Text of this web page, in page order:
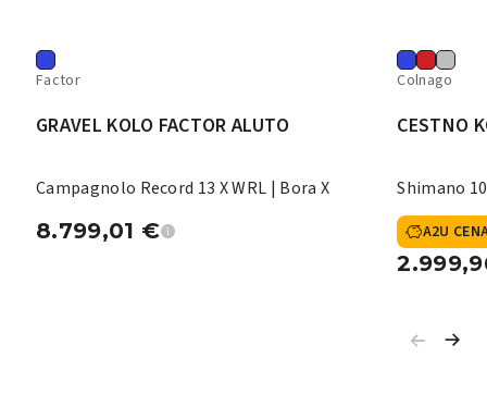
Factor
GRAVEL KOLO FACTOR ALUTO
Campagnolo Record 13 X WRL | Bora X
8.799,01 €
Colnago
CESTNO
Shimano
A2U